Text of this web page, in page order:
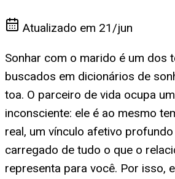
Atualizado em 21/jun
Sonhar com o marido é um dos
buscados em dicionários de
toa. O parceiro de vida ocupa
inconsciente: ele é ao mesmo
real, um vínculo afetivo
carregado de tudo o que o
representa para você. Por isso,